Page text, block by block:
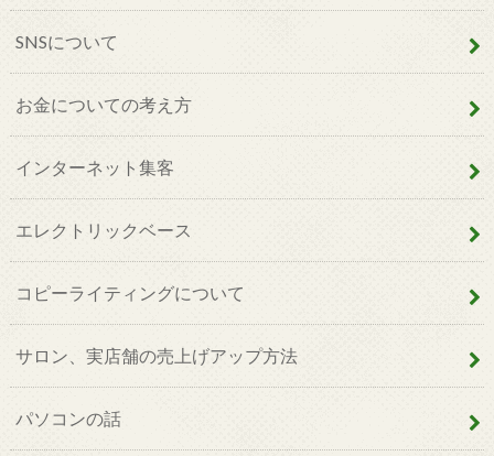
SNSについて
お金についての考え方
インターネット集客
エレクトリックベース
コピーライティングについて
サロン、実店舗の売上げアップ方法
パソコンの話